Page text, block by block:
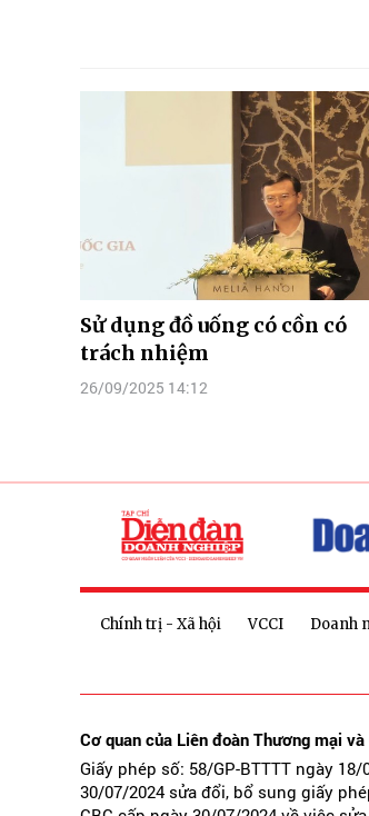
Sử dụng đồ uống có cồn có
trách nhiệm
26/09/2025 14:12
Chính trị - Xã hội VCCI Doanh
Cơ quan của Liên đoàn Thương mại
Giấy phép số: 58/GP-BTTTT ngày
30/07/2024 sửa đổi, bổ sung giấy